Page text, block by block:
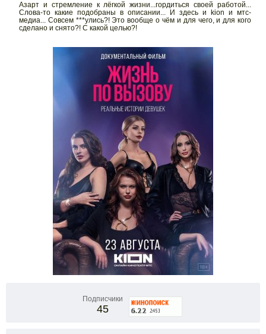
Азарт и стремление к лёгкой жизни...гордиться своей работой...
Слова-то какие подобраны в описании... И здесь и kion и мтс-
медиа... Совсем ***улись?! Это вообще о чём и для чего, и для кого
сделано и снято?! С какой целью?!
Подписчики
45